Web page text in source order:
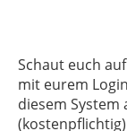
Schaut euch
mit eurem
diesem System
(kostenpflichtig)